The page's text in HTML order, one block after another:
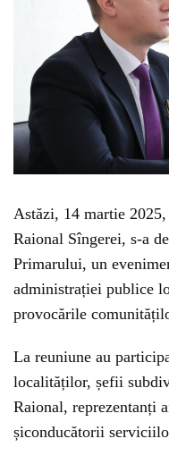
Astăzi, 14 martie
Raional Sîngerei, s-a
Primarului, un
administrației publice
provocările
La reuniune au
localităților, șefii
Raional, reprezentanți
șiconducătorii